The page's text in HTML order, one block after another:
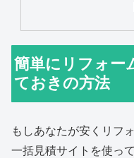
簡単にリフォー
ておきの方法
もしあなたが安くリフ
一括見積サイトを使っ